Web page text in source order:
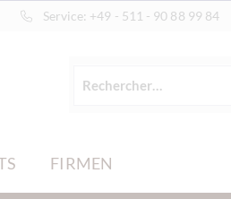
Service: +49 - 511 - 90 88 99 84
FIRMEN